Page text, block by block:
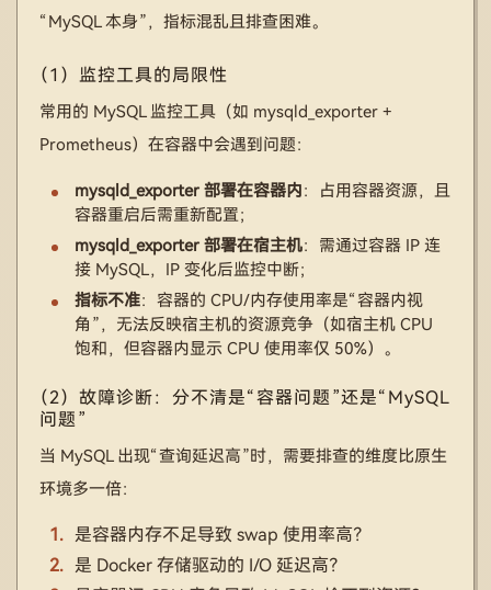
“MySQL 本身”，指标混乱且排查困难。
（1）监控工具的局限性
常用的 MySQL 监控工具（如 mysqld_exporter +
Prometheus）在容器中会遇到问题：
mysqld_exporter 部署在容器内：占用容器资源，且
容器重启后需重新配置；
mysqld_exporter 部署在宿主机：需通过容器 IP 连
接 MySQL，IP 变化后监控中断；
指标不准：容器的 CPU/内存使用率是“容器内视
角”，无法反映宿主机的资源竞争（如宿主机 CPU
饱和，但容器内显示 CPU 使用率仅 50%）。
（2）故障诊断：分不清是“容器问题”还是“MySQL
问题”
当 MySQL 出现“查询延迟高”时，需要排查的维度比原生
环境多一倍：
是容器内存不足导致 swap 使用率高？
是 Docker 存储驱动的 I/O 延迟高？